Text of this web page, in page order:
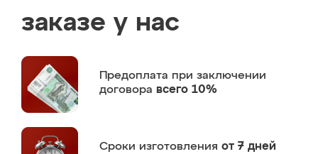
заказе у нас
Предоплата при заключении
договора всего 10%
Сроки изготовления от 7 дней